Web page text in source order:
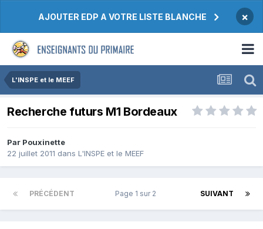
AJOUTER EDP A VOTRE LISTE BLANCHE ×
L'INSPE et le MEEF
Recherche futurs M1 Bordeaux
Par Pouxinette
22 juillet 2011 dans L'INSPE et le MEEF
PRÉCÉDENT SUIVANT
Page 1 sur 2